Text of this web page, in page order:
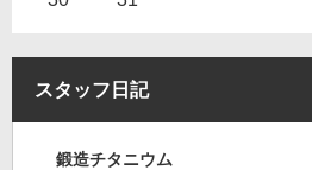
スタッフ日記
鍛造チタニウム